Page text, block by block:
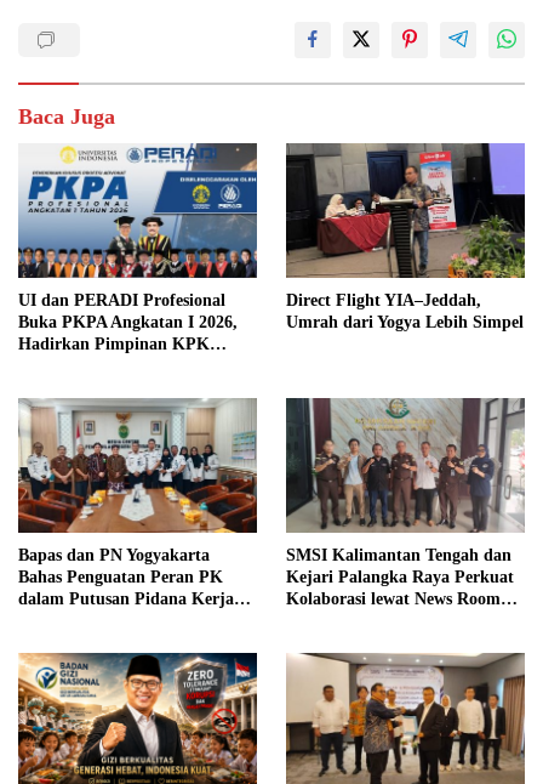
Baca Juga
UI dan PERADI Profesional
Buka PKPA Angkatan I 2026,
Hadirkan Pimpinan KPK
Direct Flight YIA–Jeddah,
Umrah dari Yogya Lebih Simpel
Bapas dan PN Yogyakarta
Bahas Penguatan Peran PK
dalam Putusan Pidana Kerja
SMSI Kalimantan Tengah dan
Kejari Palangka Raya Perkuat
Kolaborasi lewat News Room